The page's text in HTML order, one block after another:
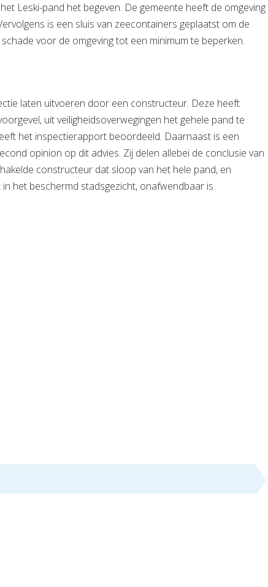
Leski-pand het begeven. De gemeente heeft de omgeving
is een sluis van zeecontainers geplaatst om de
voor de omgeving tot een minimum te beperken.
laten uitvoeren door een constructeur. Deze heeft
uit veiligheidsoverwegingen het gehele pand te
het inspectierapport beoordeeld. Daarnaast is een
opinion op dit advies. Zij delen allebei de conclusie van
constructeur dat sloop van het hele pand, en
het beschermd stadsgezicht, onafwendbaar is.